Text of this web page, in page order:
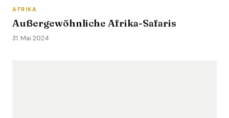
AFRIKA
Außergewöhnliche Afrika-Safaris
31. Mai 2024